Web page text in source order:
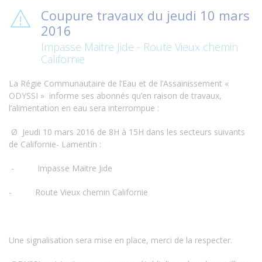
Coupure travaux du jeudi 10 mars
2016
Impasse Maitre Jide - Route Vieux chemin
Californie
La Régie Communautaire de l’Eau et de l’Assainissement «
ODYSSI » informe ses abonnés qu’en raison de travaux,
l’alimentation en eau sera interrompue :
Ø Jeudi 10 mars 2016 de 8H à 15H dans les secteurs suivants
de Californie- Lamentin :
- Impasse Maitre Jide
- Route Vieux chemin Californie
Une signalisation sera mise en place, merci de la respecter.